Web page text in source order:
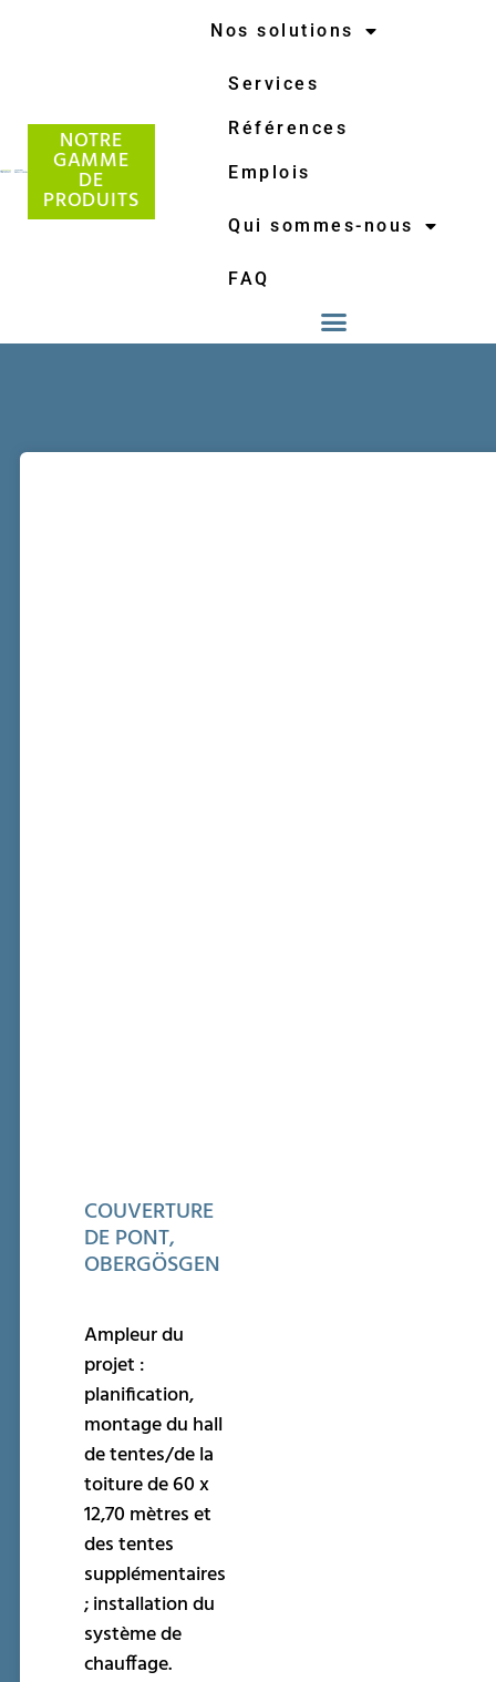
NOTRE
GAMME
DE
PRODUITS
Nos solutions
Services
Références
Emplois
Qui sommes-nous
FAQ
COUVERTURE
DE PONT,
OBERGÖSGEN
Ampleur du
projet :
planification,
montage du hall
de tentes/de la
toiture de 60 x
12,70 mètres et
des tentes
supplémentaires
; installation du
système de
chauffage.